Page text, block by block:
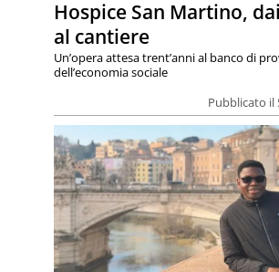
Hospice San Martino,
al cantiere
Pubblicato il
Un’opera attesa trent’anni al banco di
dell’economia sociale